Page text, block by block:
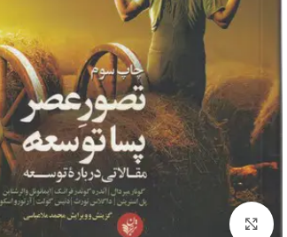
برای بزرگنمایی کلیک کنید